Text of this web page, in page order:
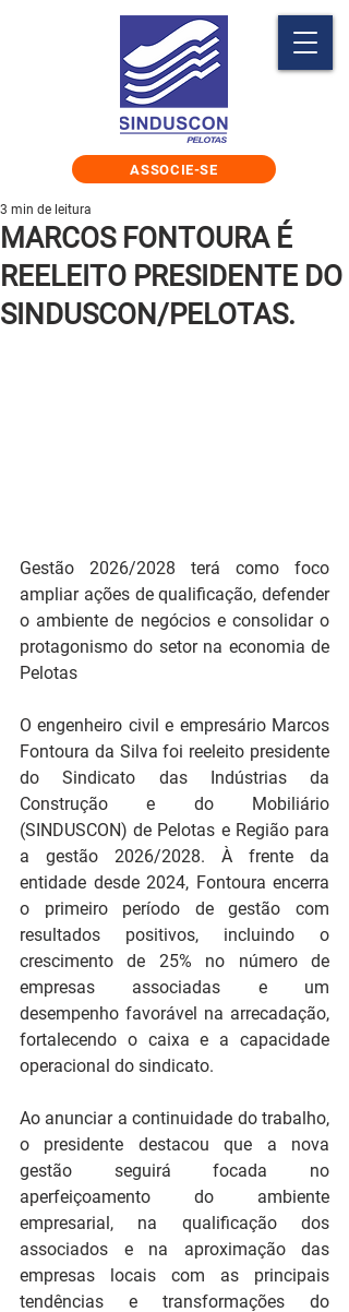
ASSOCIE-SE
MARCOS FONTOURA É
REELEITO PRESIDENTE DO
SINDUSCON/PELOTAS.
3 min de leitura
Gestão 2026/2028 terá como foco
ampliar ações de qualificação, defender
o ambiente de negócios e consolidar o
protagonismo do setor na economia de
Pelotas
O engenheiro civil e empresário Marcos
Fontoura da Silva foi reeleito presidente
do Sindicato das Indústrias da
Construção e do Mobiliário
(SINDUSCON) de Pelotas e Região para
a gestão 2026/2028. À frente da
entidade desde 2024, Fontoura encerra
o primeiro período de gestão com
resultados positivos, incluindo o
crescimento de 25% no número de
empresas associadas e um
desempenho favorável na arrecadação,
fortalecendo o caixa e a capacidade
operacional do sindicato.
Ao anunciar a continuidade do trabalho,
o presidente destacou que a nova
gestão seguirá focada no
aperfeiçoamento do ambiente
empresarial, na qualificação dos
associados e na aproximação das
empresas locais com as principais
tendências e transformações do